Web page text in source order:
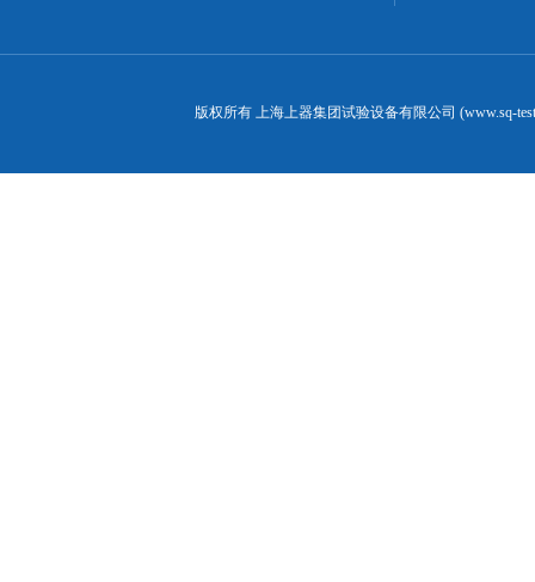
版权所有 上海上器集团试验设备有限公司 (www.sq-